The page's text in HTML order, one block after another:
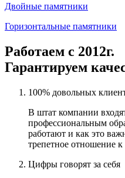
Двойные памятники
Горизонтальные памятники
Работаем с 2012г.
Гарантируем
100% довольных
В штат компании
профессиональным
работают и как это
трепетное отношение
Цифры говорят за себя